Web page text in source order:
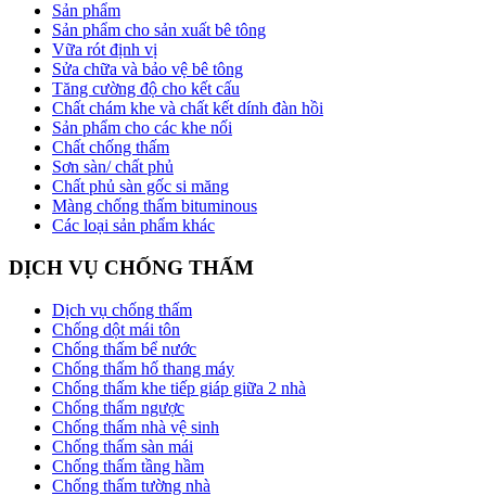
Sản phẩm
Sản phẩm cho sản xuất bê tông
Vữa rót định vị
Sửa chữa và bảo vệ bê tông
Tăng cường độ cho kết cấu
Chất chám khe và chất kết dính đàn hồi
Sản phẩm cho các khe nối
Chất chống thấm
Sơn sàn/ chất phủ
Chất phủ sàn gốc si măng
Màng chống thấm bituminous
Các loại sản phẩm khác
DỊCH VỤ CHỐNG THẤM
Dịch vụ chống thấm
Chống dột mái tôn
Chống thấm bể nước
Chống thấm hố thang máy
Chống thấm khe tiếp giáp giữa 2 nhà
Chống thấm ngược
Chống thấm nhà vệ sinh
Chống thấm sàn mái
Chống thấm tầng hầm
Chống thấm tường nhà